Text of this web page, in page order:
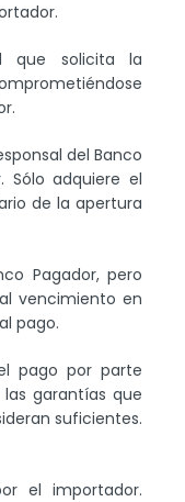
que solicita la
del Banco
Sólo adquiere el
de la apertura
Pagador, pero
vencimiento en
pago.
pago por parte
las garantías que
suficientes.
el importador.